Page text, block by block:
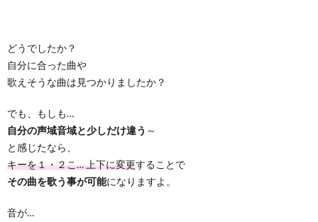
どうでしたか？
自分に合った曲や
歌えそうな曲は見つかりましたか？
でも、もしも…
自分の声域音域と少しだけ違う ～
と感じたなら、
キーを１・２こ… 上下に変更することで
その曲を歌う事が可能になりますよ。
音が…